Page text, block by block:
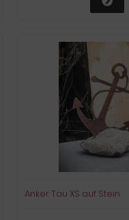
Anker Tau XS auf Stein